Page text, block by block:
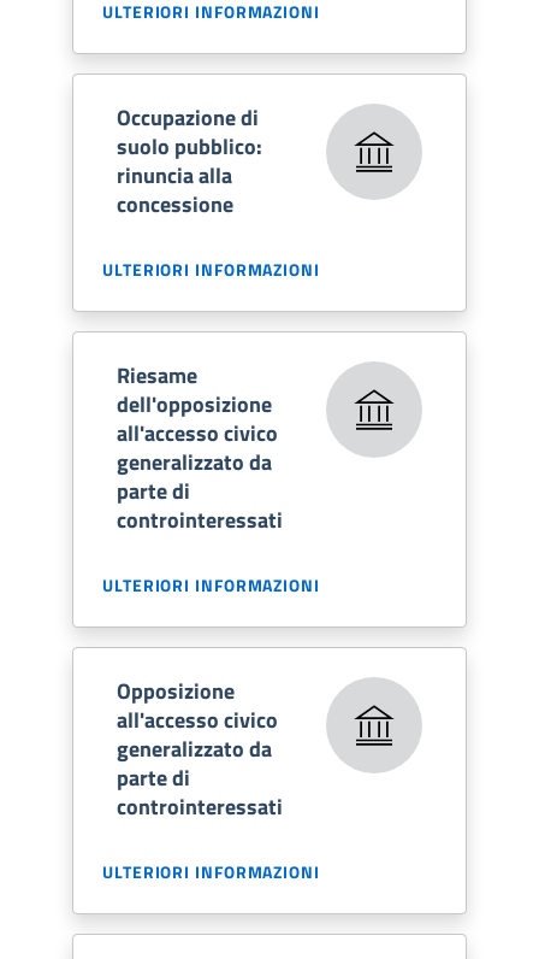
ULTERIORI INFORMAZIONI
Occupazione di
suolo pubblico:
rinuncia alla
concessione
ULTERIORI INFORMAZIONI
Riesame
dell'opposizione
all'accesso civico
generalizzato da
parte di
controinteressati
ULTERIORI INFORMAZIONI
Opposizione
all'accesso civico
generalizzato da
parte di
controinteressati
ULTERIORI INFORMAZIONI